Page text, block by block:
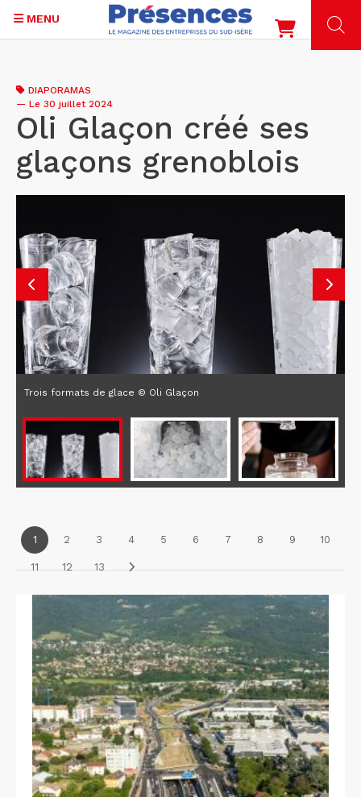
contenu
principal
MENU
DIAPORAMAS
— Le 30 juillet 2024
Oli Glaçon créé ses
glaçons grenoblois
Trois formats de glace © Oli Glaçon
1 2 3 4 5 6 7 8 9 10
11 12 13